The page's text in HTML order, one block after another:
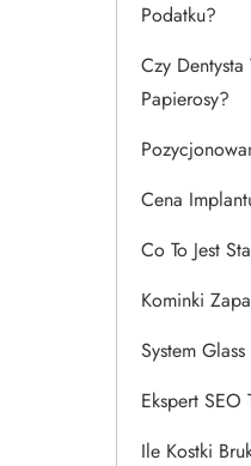
Podatku?
Czy
Papierosy?
Cena
Co To Jest
Kominki
System
Ekspert SEO
Ile Kostki